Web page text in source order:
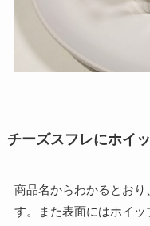
チーズスフレにホイ
商品名からわかるとお
す。また表面にはホイッ